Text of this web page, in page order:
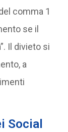
comma 1
se il
Il divieto si
a
Social